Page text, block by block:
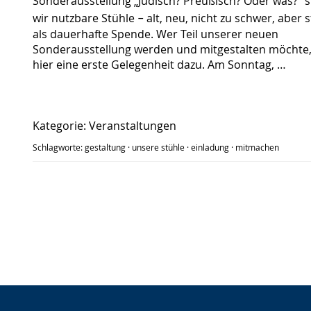
wir nutzbare Stühle – alt, neu, nicht zu schwer, aber
als dauerhafte Spende. Wer Teil unserer neuen
Sonderausstellung werden und mitgestalten
hier eine erste Gelegenheit dazu. Am Sonntag, …
Kategorie: Veranstaltungen
Schlagworte:gestaltung · unsere stühle ·einladung · mitmachen